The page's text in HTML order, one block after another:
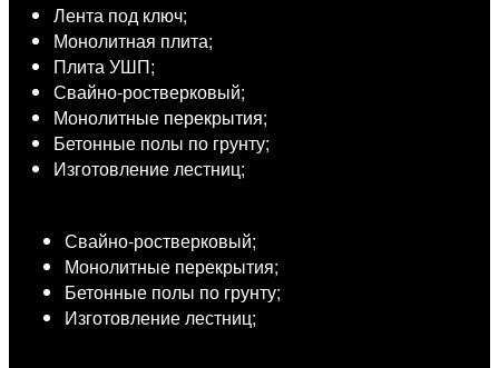
Лента под ключ;
Монолитная плита;
Плита УШП;
Свайно-ростверковый;
Монолитные перекрытия;
Бетонные полы по грунту;
Изготовление лестниц;
Свайно-ростверковый;
Монолитные перекрытия;
Бетонные полы по грунту;
Изготовление лестниц;